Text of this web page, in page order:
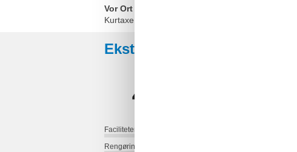
Vor Ort
Kurtaxe
Eksterne anmeldelser
4,3
Faciliteter:
Rengøring: